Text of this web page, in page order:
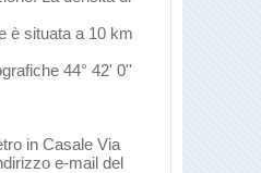
è situata a 10 km
44° 42' 0''
in Casale Via
e-mail del